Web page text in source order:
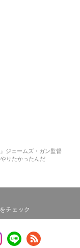
ジェームズ・ガン監督
りたかったんだ
チェック